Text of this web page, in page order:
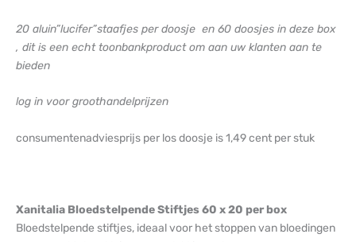
20 aluin”lucifer”staafjes per doosje en 60 doosjes in deze box
, dit is een echt toonbankproduct om aan uw klanten aan te
bieden
log in voor groothandelprijzen
consumentenadviesprijs per los doosje is 1,49 cent per stuk
Xanitalia Bloedstelpende Stiftjes 60 x 20 per box
Bloedstelpende stiftjes, ideaal voor het stoppen van bloedingen